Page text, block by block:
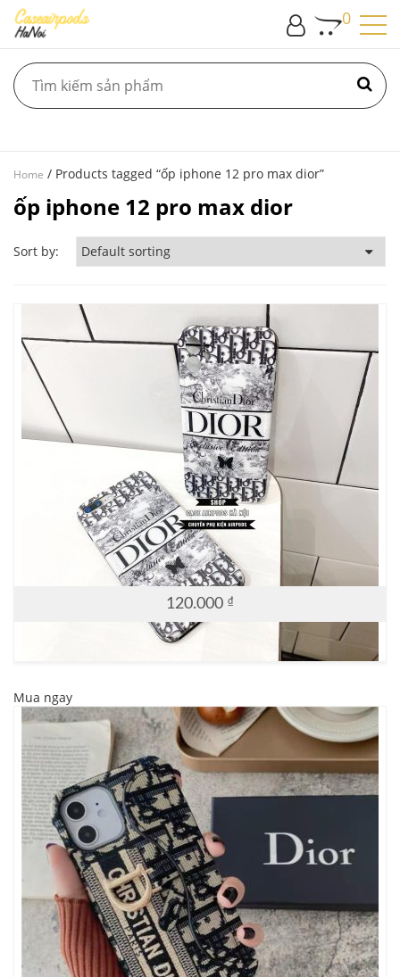
0
Home / Products tagged “ốp iphone 12 pro max dior”
ốp iphone 12 pro max dior
Sort by:
120.000 ₫
Mua ngay